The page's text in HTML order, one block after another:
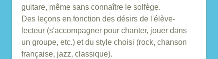
guitare, même sans connaître le solfège.
Des leçons en fonction des désirs de l'élève-
lecteur (s'accompagner pour chanter, jouer dans
un groupe, etc.) et du style choisi (rock, chanson
française, jazz, classique).